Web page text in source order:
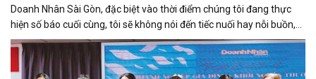
Doanh Nhân Sài Gòn, đặc biệt vào thời điểm chúng tôi đang thực
hiện số báo cuối cùng, tôi sẽ không nói đến tiếc nuối hay nỗi buồn,
thay vào đó là niềm tự hào. Bởi khi nghĩ về Doanh Nhân Sài Gòn, tôi
luôn nghĩ đó là một tờ báo “tử tế, chỉn chu”. Những điều tưởng như
rất bình thường ấy đã nuôi dưỡng tôi suốt 25 năm làm nghề. Và có